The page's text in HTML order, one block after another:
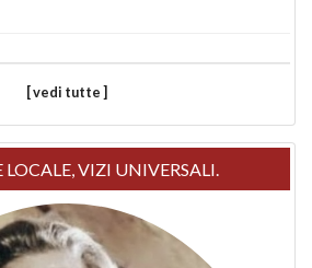
[ vedi tutte ]
VIZI UNIVERSALI.